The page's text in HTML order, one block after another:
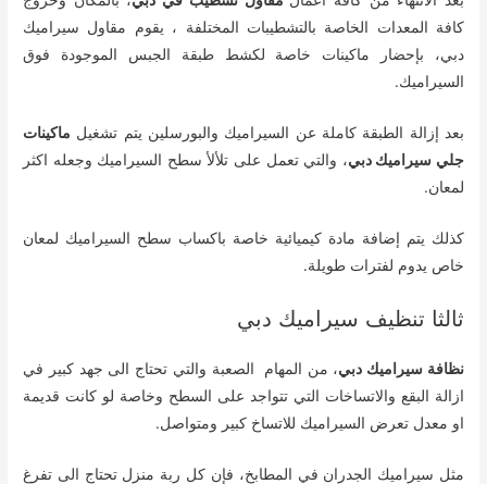
كافة المعدات الخاصة بالتشطيبات المختلفة ، يقوم مقاول سيراميك
دبي، بإحضار ماكينات خاصة لكشط طبقة الجبس الموجودة فوق
السيراميك.
بعد إزالة الطبقة كاملة عن السيراميك والبورسلين يتم تشغيل ماكينات
جلي سيراميك دبي، والتي تعمل على تلألأ سطح السيراميك وجعله اكثر
لمعان.
كذلك يتم إضافة مادة كيميائية خاصة باكساب سطح السيراميك لمعان
خاص يدوم لفترات طويلة.
ثالثا تنظيف سيراميك دبي
نظافة سيراميك دبي، من المهام الصعبة والتي تحتاج الى جهد كبير في
ازالة البقع والاتساخات التي تتواجد على السطح وخاصة لو كانت قديمة
او معدل تعرض السيراميك للاتساخ كبير ومتواصل.
مثل سيراميك الجدران في المطابخ، فإن كل ربة منزل تحتاج الى تفرغ